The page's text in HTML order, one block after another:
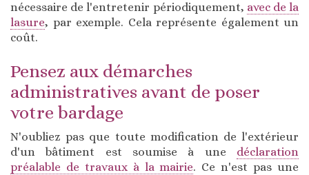
nécessaire de l'entretenir périodiquement, avec de la
lasure, par exemple. Cela représente également un
coût.
Pensez aux démarches
administratives avant de poser
votre bardage
N'oubliez pas que toute modification de l'extérieur
d'un bâtiment est soumise à une déclaration
préalable de travaux à la mairie. Ce n'est pas une